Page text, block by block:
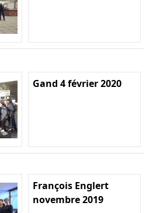
Gand 4 février 2020
François Englert
novembre 2019